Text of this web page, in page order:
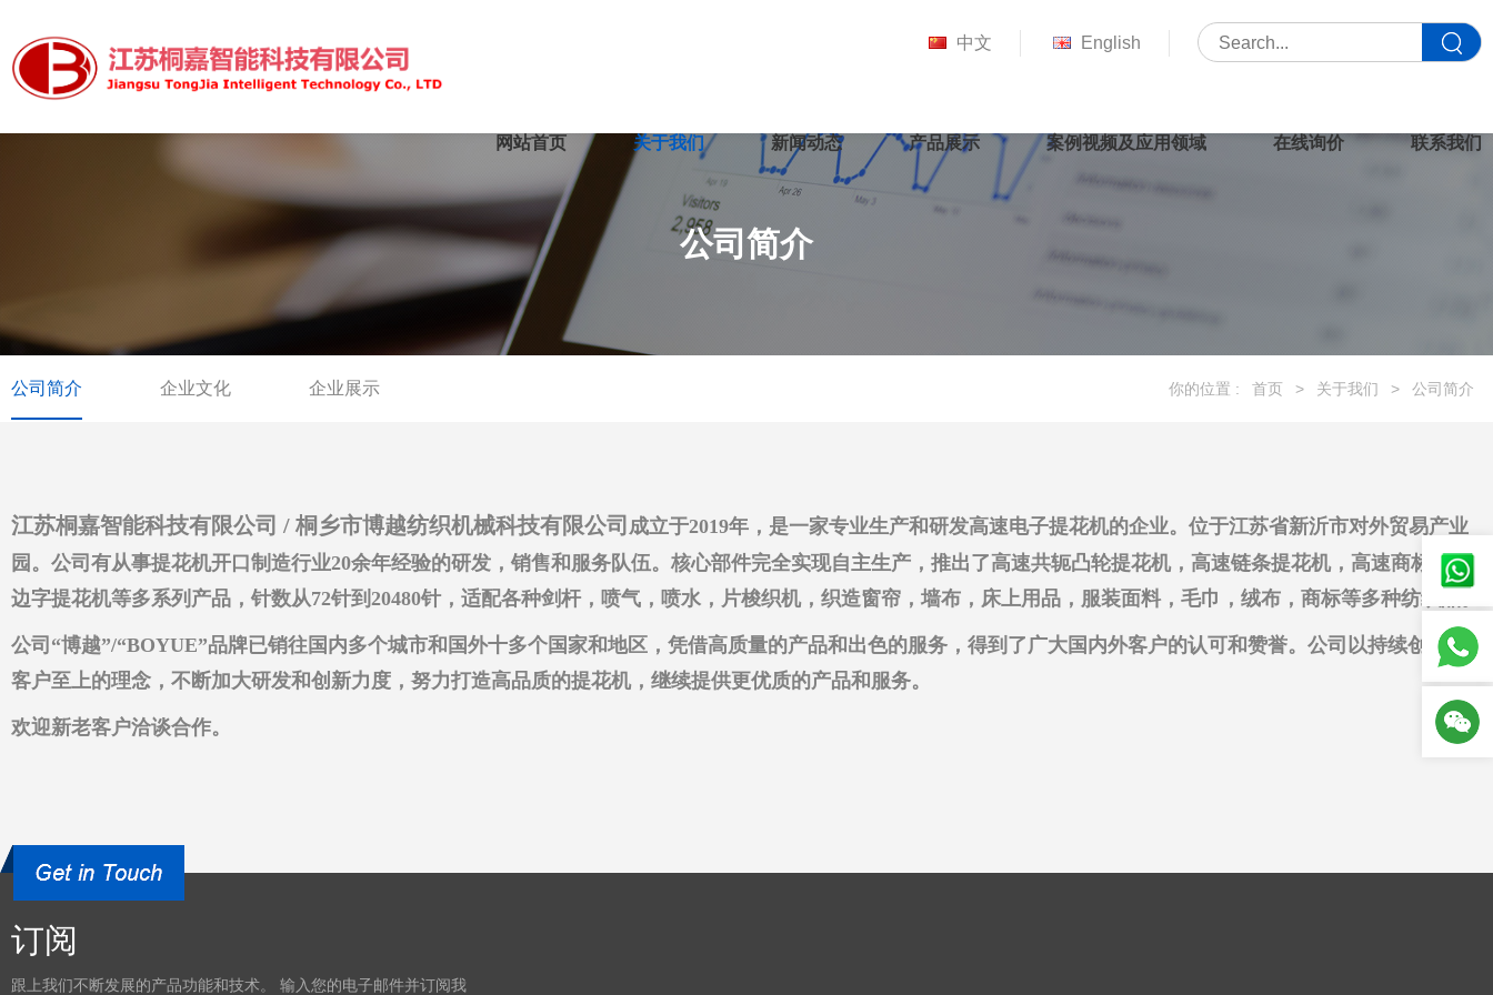
中文 English
网站首页 关于我们 新闻动态 产品展示 案例视频及应用领域 在线询价 联系我们
公司简介
公司简介 企业文化 企业展示 你的位置 : 首页 > 关于我们 > 公司简介
江苏桐嘉智能科技有限公司 / 桐乡市博越纺织机械科技有限公司 成立于2019年，是一家专业生产和研发高速电子提花机的企业。位于江苏省新沂市对外贸易产业
园。公司有从事提花机开口制造行业20余年经验的研发，销售和服务队伍。核心部件完全实现自主生产，推出了高速共轭凸轮提花机，高速链条提花机，高速商标机和
边字提花机等多系列产品，针数从72针到20480针，适配各种剑杆，喷气，喷水，片梭织机，织造窗帘，墙布，床上用品，服装面料，毛巾，绒布，商标等多种纺织品。
公司“博越”/“BOYUE”品牌已销往国内多个城市和国外十多个国家和地区，凭借高质量的产品和出色的服务，得到了广大国内外客户的认可和赞誉。公司以持续创新，
客户至上的理念，不断加大研发和创新力度，努力打造高品质的提花机，继续提供更优质的产品和服务。
欢迎新老客户洽谈合作。
订阅
跟上我们不断发展的产品功能和技术。 输入您的电子邮件并订阅我